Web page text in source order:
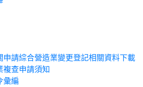
申請綜合營造業變更登記相關資料下載
複查申請須知
彙編